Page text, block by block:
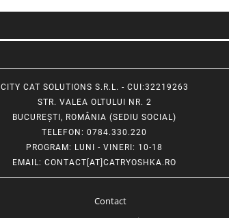
CITY CAT SOLUTIONS S.R.L. - CUI:32219263
STR. VALEA OLTULUI NR. 2
BUCUREȘTI, ROMÂNIA (SEDIU SOCIAL)
TELEFON : 0784.330.220
PROGRAM: LUNI - VINERI: 10-18
EMAIL: CONTACT[AT]CATRYOSHKA.RO
Contact